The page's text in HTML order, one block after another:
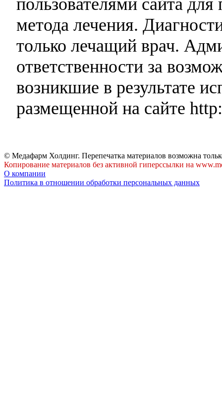
метода лечения.
только лечащий врач.
ответственности за
возникшие в результате
размещенной на сайте
© Медафарм Холдинг. Перепечатка материалов возможна
Копирование материалов без активной гиперссылки на
О компании
Политика в отношении обработки персональных данных